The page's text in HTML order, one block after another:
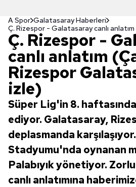
A Spor Galatasaray Haberleri
Ç. Rizespor -
canlı anlatım
Rizespor
izle)
Süper Lig'in 8.
ediyor. Galatasaray,
deplasmanda
Stadyumu'nda oynanan
Palabıyık yönetiyor.
canlı anlatımına